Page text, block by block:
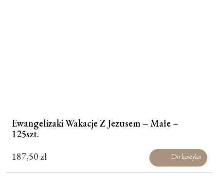
Ewangelizaki Wakacje Z Jezusem – Małe –
125szt.
187,50zł Do koszyka